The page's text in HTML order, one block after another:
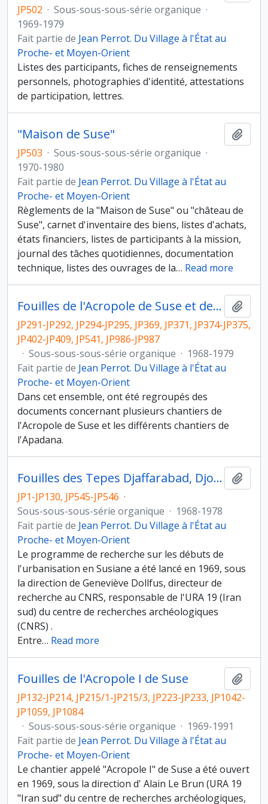
JP502 · Sous-sous-sous-série organique ·
1969-1979
Fait partie de Jean Perrot. Du Village à l'État au
Proche- et Moyen-Orient
Listes des participants, fiches de renseignements
personnels, photographies d'identité, attestations
de participation, lettres.
"Maison de Suse"
JP503 · Sous-sous-sous-série organique ·
1970-1980
Fait partie de Jean Perrot. Du Village à l'État au
Proche- et Moyen-Orient
Règlements de la "Maison de Suse" ou "château de
Suse", carnet d'inventaire des biens, listes d'achats,
états financiers, listes de participants à la mission,
journal des tâches quotidiennes, documentation
technique, listes des ouvrages de la… Read more
Fouilles de l'Acropole de Suse et de l'Apadana
JP291-JP292, JP294-JP295, JP369, JP371, JP374-JP375,
JP402-JP409, JP541, JP986-JP987
· Sous-sous-sous-série organique · 1968-1979
Fait partie de Jean Perrot. Du Village à l'État au
Proche- et Moyen-Orient
Dans cet ensemble, ont été regroupés des
documents concernant plusieurs chantiers de
l'Acropole de Suse et les différents chantiers de
l'Apadana.
Fouilles des Tepes Djaffarabad, Djowi et Bendebal
JP1-JP130, JP545-JP546 ·
Sous-sous-sous-série organique · 1968-1978
Fait partie de Jean Perrot. Du Village à l'État au
Proche- et Moyen-Orient
Le programme de recherche sur les débuts de
l'urbanisation en Susiane a été lancé en 1969, sous
la direction de Geneviève Dollfus, directeur de
recherche au CNRS, responsable de l'URA 19 (Iran
sud) du centre de recherches archéologiques
(CNRS) .
Entre… Read more
Fouilles de l'Acropole I de Suse
JP132-JP214, JP215/1-JP215/3, JP223-JP233, JP1042-
JP1059, JP1084
· Sous-sous-sous-série organique · 1969-1991
Fait partie de Jean Perrot. Du Village à l'État au
Proche- et Moyen-Orient
Le chantier appelé "Acropole I" de Suse a été ouvert
en 1969, sous la direction d' Alain Le Brun (URA 19
"Iran sud" du centre de recherches archéologiques,